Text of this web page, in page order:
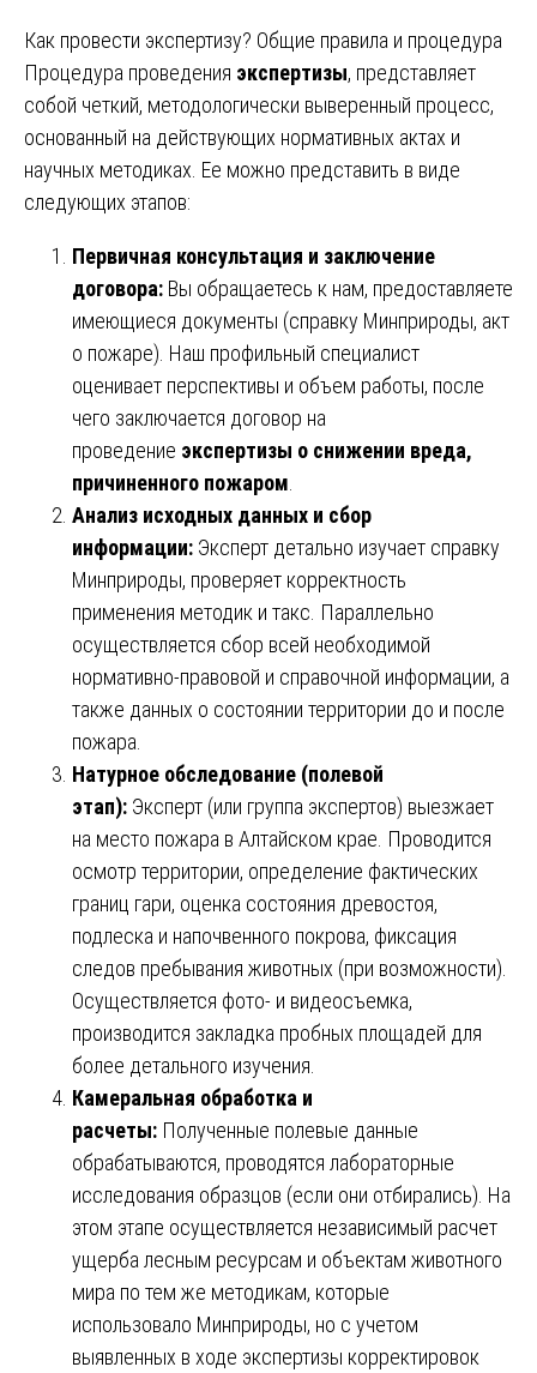
Как провести экспертизу? Общие правила и процедура
Процедура проведения экспертизы, представляет
собой четкий, методологически выверенный процесс,
основанный на действующих нормативных актах и
научных методиках. Ее можно представить в виде
следующих этапов:
Первичная консультация и заключение
договора: Вы обращаетесь к нам, предоставляете
имеющиеся документы (справку Минприроды, акт
о пожаре). Наш профильный специалист
оценивает перспективы и объем работы, после
чего заключается договор на
проведение экспертизы о снижении вреда,
причиненного пожаром
Анализ исходных данных и сбор
информации: Эксперт детально изучает справку
Минприроды, проверяет корректность
применения методик и такс. Параллельно
осуществляется сбор всей необходимой
нормативно-правовой и справочной информации, а
также данных о состоянии территории до и после
пожара.
Натурное обследование (полевой
этап): Эксперт (или группа экспертов) выезжает
на место пожара в Алтайском крае. Проводится
осмотр территории, определение фактических
границ гари, оценка состояния древостоя,
подлеска и напочвенного покрова, фиксация
следов пребывания животных (при возможности).
Осуществляется фото- и видеосъемка,
производится закладка пробных площадей для
более детального изучения.
Камеральная обработка и
расчеты: Полученные полевые данные
обрабатываются, проводятся лабораторные
исследования образцов (если они отбирались). На
этом этапе осуществляется независимый расчет
ущерба лесным ресурсам и объектам животного
мира по тем же методикам, которые
использовало Минприроды, но с учетом
выявленных в ходе экспертизы корректировок